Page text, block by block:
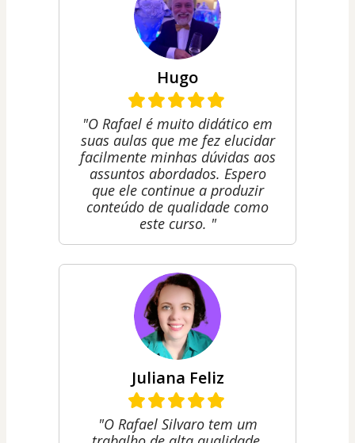
Hugo
"O Rafael é muito didático em
suas aulas que me fez elucidar
facilmente minhas dúvidas aos
assuntos abordados. Espero
que ele continue a produzir
conteúdo de qualidade como
este curso. "
Juliana Feliz
"O Rafael Silvaro tem um